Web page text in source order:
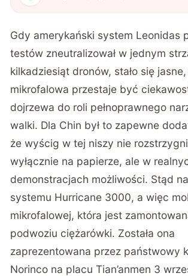
Gdy amerykański system Leonidas
testów zneutralizował w jednym
kilkadziesiąt dronów, stało się
mikrofalowa przestaje być
dojrzewa do roli pełnoprawnego
walki. Dla Chin był to zapewne
że wyścig w tej niszy nie
wyłącznie na papierze, ale w
demonstracjach możliwości. Stąd
systemu Hurricane 3000, a więc
mikrofalowej, która jest
podwoziu ciężarówki. Została ona
zaprezentowana przez państwowy
Norinco na placu Tian’anmen 3